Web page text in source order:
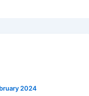
2024